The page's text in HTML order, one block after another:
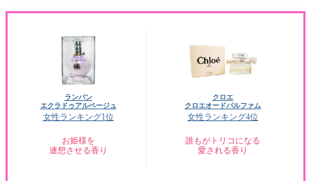
ランバン
エクラドゥアルページュ
女性ランキング1位
お姫様を
連想させる香り
クロエ
クロエオードパルファム
女性ランキング4位
誰もがトリコになる
愛される香り